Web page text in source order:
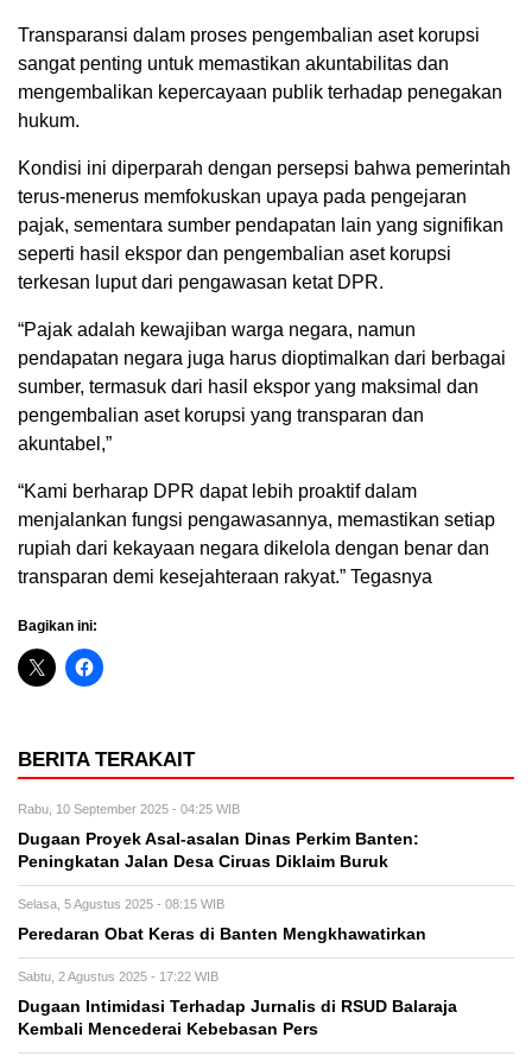
Transparansi dalam proses pengembalian aset korupsi
sangat penting untuk memastikan akuntabilitas dan
mengembalikan kepercayaan publik terhadap penegakan
hukum.
Kondisi ini diperparah dengan persepsi bahwa pemerintah
terus-menerus memfokuskan upaya pada pengejaran
pajak, sementara sumber pendapatan lain yang signifikan
seperti hasil ekspor dan pengembalian aset korupsi
terkesan luput dari pengawasan ketat DPR.
“Pajak adalah kewajiban warga negara, namun
pendapatan negara juga harus dioptimalkan dari berbagai
sumber, termasuk dari hasil ekspor yang maksimal dan
pengembalian aset korupsi yang transparan dan
akuntabel,”
“Kami berharap DPR dapat lebih proaktif dalam
menjalankan fungsi pengawasannya, memastikan setiap
rupiah dari kekayaan negara dikelola dengan benar dan
transparan demi kesejahteraan rakyat.” Tegasnya
Bagikan ini:
BERITA TERAKAIT
Rabu, 10 September 2025 - 04:25 WIB
Dugaan Proyek Asal-asalan Dinas Perkim Banten:
Peningkatan Jalan Desa Ciruas Diklaim Buruk
Selasa, 5 Agustus 2025 - 08:15 WIB
Peredaran Obat Keras di Banten Mengkhawatirkan
Sabtu, 2 Agustus 2025 - 17:22 WIB
Dugaan Intimidasi Terhadap Jurnalis di RSUD Balaraja
Kembali Mencederai Kebebasan Pers